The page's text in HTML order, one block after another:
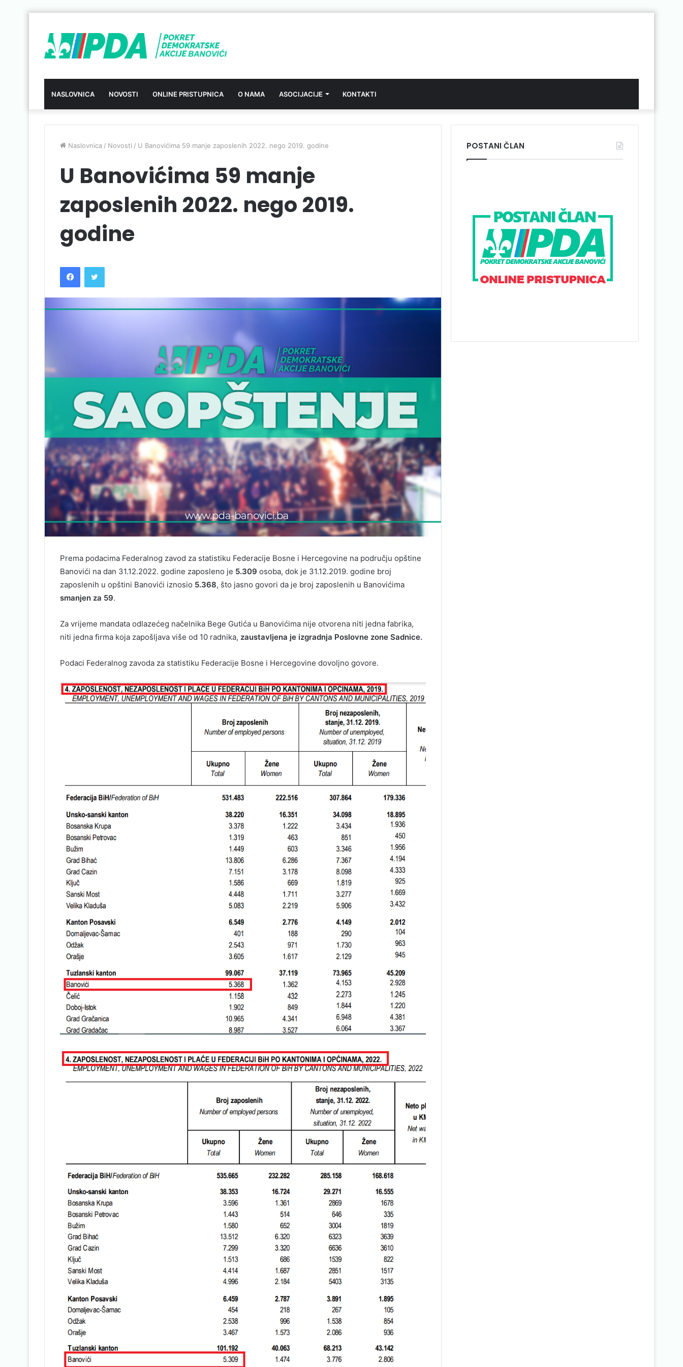
NASLOVNICA NOVOSTI ONLINE PRISTUPNICA O NAMA ASOCIJACIJE KONTAKTI
Naslovnica / Novosti / U Banovićima 59 manje zaposlenih 2022. nego 2019. godine
U Banovićima 59 manje
zaposlenih 2022. nego 2019.
godine
Prema podacima Federalnog zavod za statistiku Federacije Bosne i Hercegovine na području opštine
Banovići na dan 31.12.2022. godine zaposleno je 5.309 osoba, dok je 31.12.2019. godine broj
zaposlenih u opštini Banovići iznosio 5.368, što jasno govori da je broj zaposlenih u Banovićima
smanjen za 59.
Za vrijeme mandata odlazećeg načelnika Bege Gutića u Banovićima nije otvorena niti jedna fabrika,
niti jedna firma koja zapošljava više od 10 radnika, zaustavljena je izgradnja Poslovne zone Sadnice.
Podaci Federalnog zavoda za statistiku Federacije Bosne i Hercegovine dovoljno govore.
POSTANI ČLAN